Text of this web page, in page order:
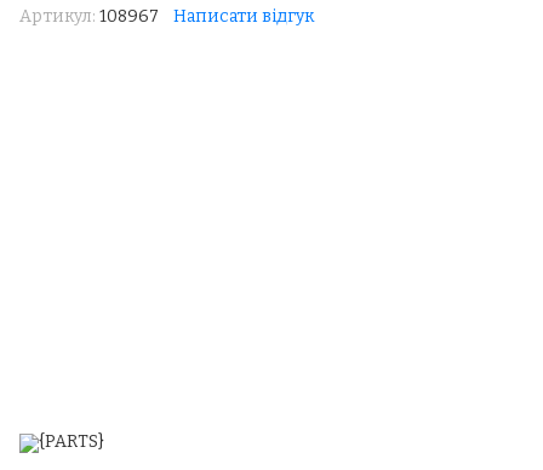
Артикул: 108967 Написати відгук